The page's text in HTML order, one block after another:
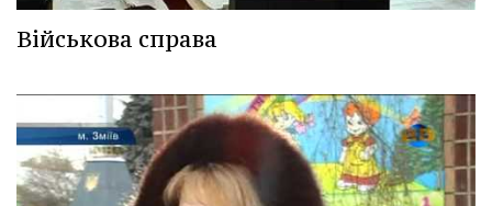
Військова справа